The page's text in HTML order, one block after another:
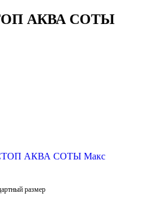
АКВА СОТЫ
размер